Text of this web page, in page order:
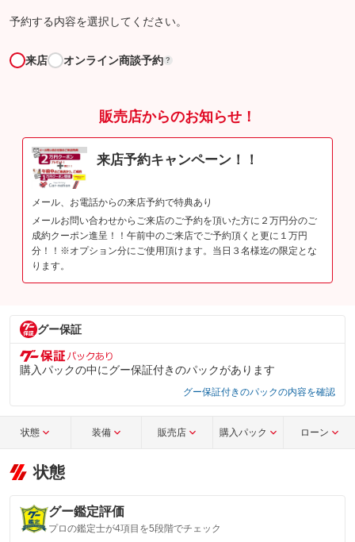
予約する内容を選択してください。
来店 オンライン商談予約 ?
販売店からのお知らせ！
来店予約キャンペーン！！
メール、お電話からの来店予約で特典あり
メールお問い合わせからご来店のご予約を頂いた方に２万円分のご
成約クーポン進呈！！午前中のご来店でご予約頂くと更に１万円
分！！※オプション分にご使用頂けます。当日３名様迄の限定とな
ります。
グー保証
購入パックの中にグー保証付きのパックがあります
グー保証付きのパックの内容を確認
状態 装備 販売店 購入パック ローン
状態
グー鑑定評価
プロの鑑定士が4項目を5段階でチェック